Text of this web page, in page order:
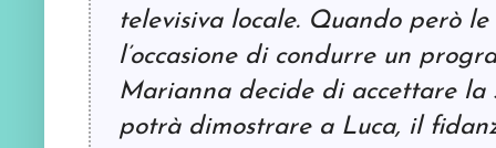
televisiva locale. Quando però
l’occasione di condurre un
Marianna decide di accettare la
potrà dimostrare a Luca, il